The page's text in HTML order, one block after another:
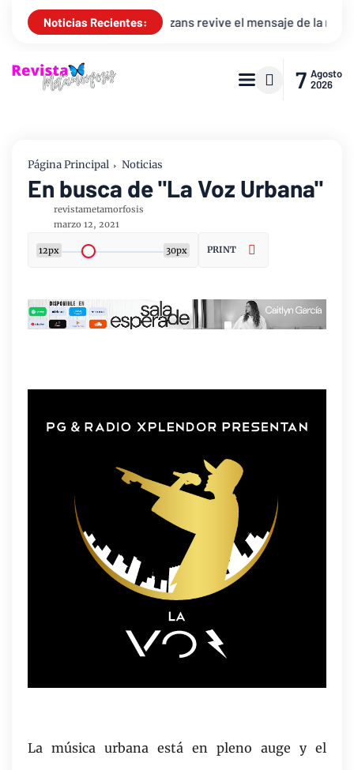
Noticias Recientes:
Arthur Callazans revive el mensaje de la resurrección “Juan
7 Agosto
2026
Página Principal Noticias
En busca de "La Voz Urbana"
revistametamorfosis
marzo 12, 2021
12px 30px PRINT
La música urbana está en pleno auge y el